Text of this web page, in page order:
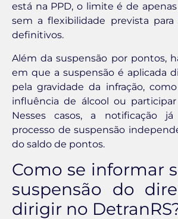
está na PPD, o limite é de
sem a flexibilidade prevista para
definitivos.
Além da suspensão por pontos,
em que a suspensão é aplicada
pela gravidade da infração,
influência de álcool ou participar
Nesses casos, a notificação
processo de suspensão
do saldo de pontos.
Como se informar
suspensão do
dirigir no